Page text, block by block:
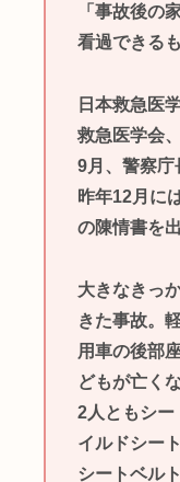
「事故後の
看過できる
日本救急医
救急医学会
9月、警察庁
昨年12月に
の陳情書を
大きなきっ
きた事故。
用車の後部
どもが亡く
2人ともシー
イルドシー
シートベル